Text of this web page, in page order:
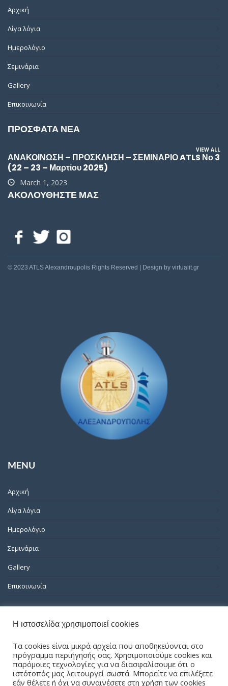
Αρχική
Λίγα λόγια
Ημερολόγιο
Σεμινάρια
Gallery
Επικοινωνία
ΠΡΟΣΦΑΤΑ ΝΕΑ
VIEW ALL
ΑΝΑΚΟΙΝΩΣΗ – ΠΡΟΣΚΛΗΣΗ – ΣΕΜΙΝΑΡΙΟ ATLS Νο 3
(22 – 23 – Μαρτίου 2025)
March 1, 2023
ΑΚΟΛΟΥΘΗΣΤΕ ΜΑΣ
© 2023 ATLS Alexandroupolis Rights Reserved | Design by virtualit.gr
MENU
Αρχική
Λίγα λόγια
Ημερολόγιο
Σεμινάρια
Gallery
Επικοινωνία
(22 – 23 – Μαρτίου 2025)
March 1, 2023
ΑΚΟΛΟΥΘΗΣΤΕ ΜΑΣ
Η ιστοσελίδα χρησιμοποιεί cookies
Τα cookies είναι μικρά αρχεία που αποθηκεύονται στο
πρόγραμμα περιήγησής σας. Χρησιμοποιούμε cookies και
παρόμοιες τεχνολογίες για να διασφαλίσουμε ότι ο
ιστότοπός μας λειτουργεί σωστά. Μπορείτε να επιλέξετε
εάν θέλετε ή όχι να συναινέσετε στη χρήση των cookies